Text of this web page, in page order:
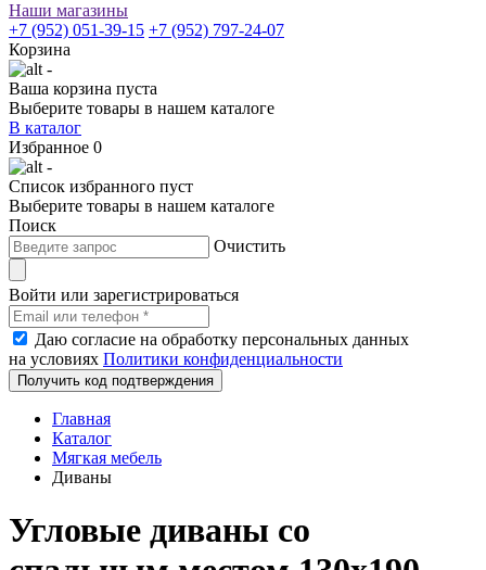
Наши магазины
+7 (952) 051-39-15 +7 (952) 797-24-07
Корзина
-
Ваша корзина пуста
Выберите товары в нашем каталоге
В каталог
Избранное 0
-
Список избранного пуст
Выберите товары в нашем каталоге
Поиск
Очистить
Войти или зарегистрироваться
Даю согласие на обработку персональных данных
на условиях Политики конфиденциальности
Получить код подтверждения
Главная
Каталог
Мягкая мебель
Диваны
Угловые диваны со